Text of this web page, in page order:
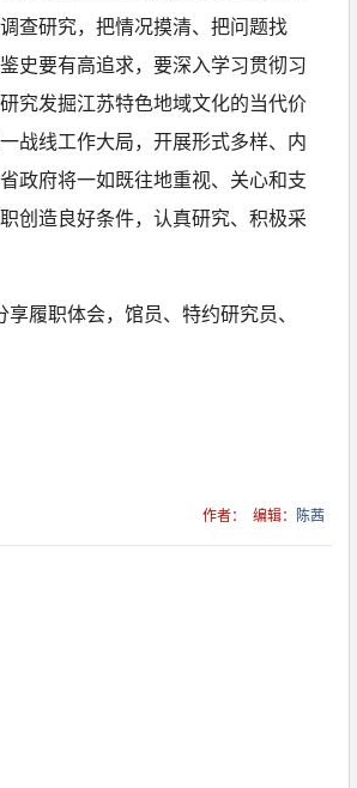
查研究，把情况摸清、把问题找
史要有高追求，要深入学习贯彻习
究发掘江苏特色地域文化的当代价
战线工作大局，开展形式多样、内
政府将一如既往地重视、关心和支
创造良好条件，认真研究、积极采
履职体会，馆员、特约研究员、
作者： 编辑： 陈茜